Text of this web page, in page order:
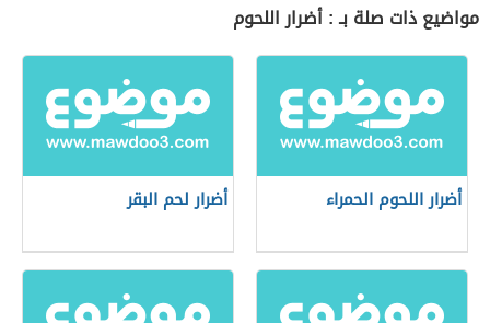
مواضيع ذات صلة بـ : أضرار اللحوم
أضرار اللحوم الحمراء أضرار لحم البقر